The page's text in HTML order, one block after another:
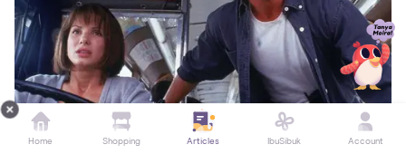
Home Shopping Articles IbuSibuk Account